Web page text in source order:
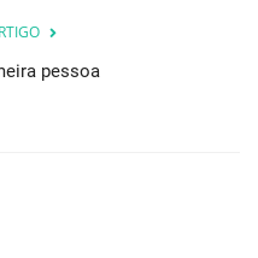
pessoa